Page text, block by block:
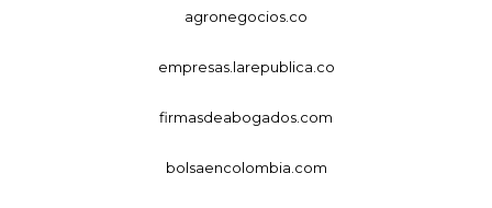
agronegocios.co
empresas.larepublica.co
firmasdeabogados.com
bolsaencolombia.com